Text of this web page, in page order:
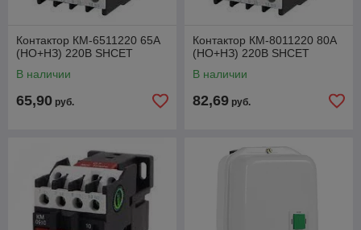
Контактор КМ-6511220 65А
(НО+НЗ) 220В SHCET
В наличии
65,90 руб.
Контактор КМ-8011220 80А
(НО+НЗ) 220В SHCET
В наличии
82,69 руб.